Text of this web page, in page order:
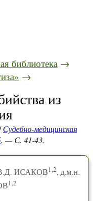
библиотека →
→
из
Судебно-медицинская
. — С. 41-43.
ИСАКОВ1,2, д.м.н.
1,2